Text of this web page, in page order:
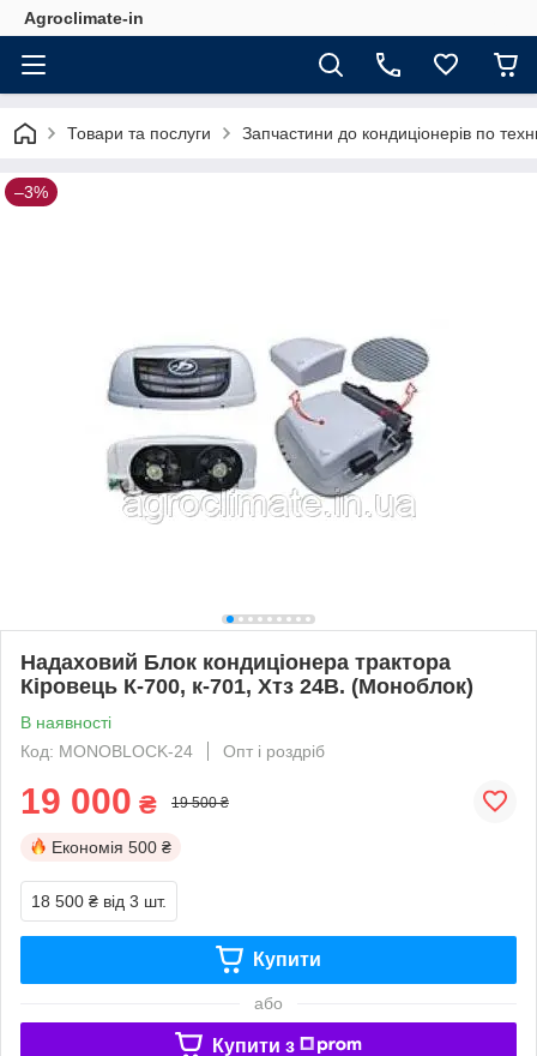
Agroclimate-in
Товари та послуги Запчастини до кондиціонерів по
–3%
Надаховий Блок кондиціонера трактора
Кіровець К-700, к-701, Хтз 24В. (Моноблок)
В наявності
Код: MONOBLOCK-24
Опт і роздріб
19 000 ₴ 19 500 ₴
Економія 500 ₴
18 500 ₴ від 3 шт.
Купити
або
Купити з